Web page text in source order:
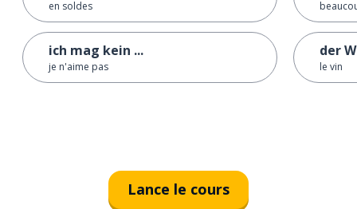
en soldes
ich mag kein ...
je n'aime pas
der
le vin
Lance le cours